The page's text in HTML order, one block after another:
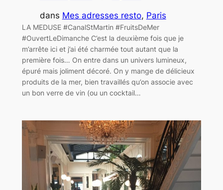
dans Mes adresses resto, Paris
LA MEDUSE #CanalStMartin #FruitsDeMer
#OuvertLeDimanche C’est la deuxième fois que je
m’arrête ici et j’ai été charmée tout autant que la
première fois… On entre dans un univers lumineux,
épuré mais joliment décoré. On y mange de délicieux
produits de la mer, bien travaillés qu’on associe avec
un bon verre de vin (ou un cocktail…